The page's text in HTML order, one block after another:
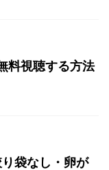
料視聴する方法
袋なし・卵が